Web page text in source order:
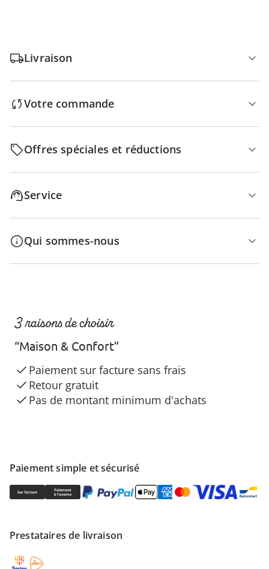
Livraison
Votre commande
Offres spéciales et réductions
Service
Qui sommes-nous
Paiement simple et sécurisé
Prestataires de livraison
3 raisons de choisir
“Maison & Confort”
Paiement sur facture sans frais
Retour gratuit
Pas de montant minimum d'achats